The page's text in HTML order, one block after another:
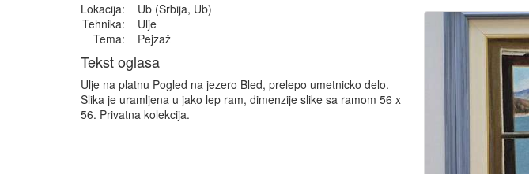
Lokacija:
Ub (Srbija, Ub)
Tehnika:
Ulje
Tema:
Pejzaž
Tekst oglasa
Ulje na platnu Pogled na jezero Bled, prelepo umetnicko delo.
Slika je uramljena u jako lep ram, dimenzije slike sa ramom 56 x
56. Privatna kolekcija.